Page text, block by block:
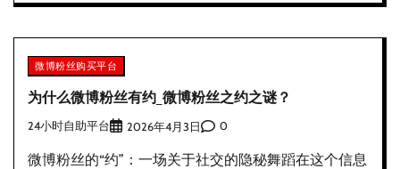
微博粉丝购买平台
为什么微博粉丝有约_微博粉丝之约之谜？
24小时自助平台 2026年4月3日 0
微博粉丝的“约”：一场关于社交的隐秘舞蹈在这个信息